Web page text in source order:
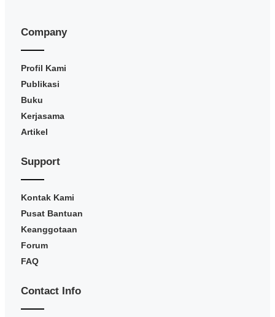
Company
Profil Kami
Publikasi
Buku
Kerjasama
Artikel
Support
Kontak Kami
Pusat Bantuan
Keanggotaan
Forum
FAQ
Contact Info